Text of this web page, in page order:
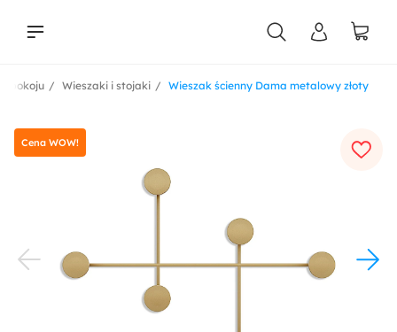
Wieszak ścienny Dama metalowy złoty
Wieszaki i stojaki
Cena WOW!